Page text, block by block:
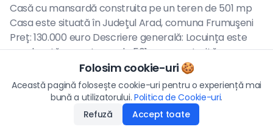
Casă cu mansardă construita pe un teren de 501 mp
Casa este situată în Judeţul Arad, comuna Frumuşeni
Preț: 130.000 euro Descriere generală: Locuința este
amplasată pe un teren de 501 mp, construită pe
structură de 10x10 metri Dotări și facilități: -Încălzire în
pardoseală -Racordată la apă -Racordată la prister -
Racordată la curent trifazic -Reția de gaz la strada -
Casa este izolată termic cu ampora de 10 cm
Compartimentare interioară: Parter: Bucătărie de
Preț
140.000€
23.06.2026
Aplică
Folosim cookie-uri 🍪
Această pagină folosește cookie-uri pentru o experiență mai
bună a utilizatorului. Politica de Cookie-uri.
Refuză
Accept toate